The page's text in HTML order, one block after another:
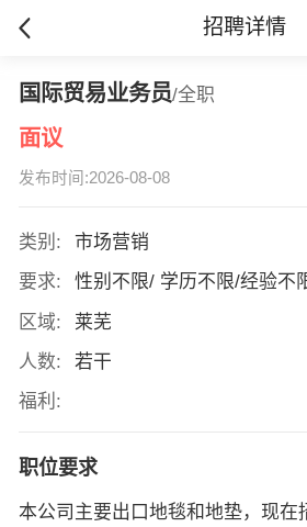
招聘详情
国际贸易业务员/全职
面议
发布时间:2026-08-08
类别:
市场营销
要求:
性别不限/ 学历不限/经验不
区域:
莱芜
人数:
若干
福利:
职位要求
本公司主要出口地毯和地垫，现在